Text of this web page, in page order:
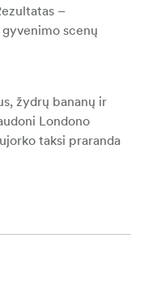
–
scenų
žydrų bananų ir
Londono
taksi praranda
į vėsias mėlynas ir
portretus ar
Azure“ kviečia